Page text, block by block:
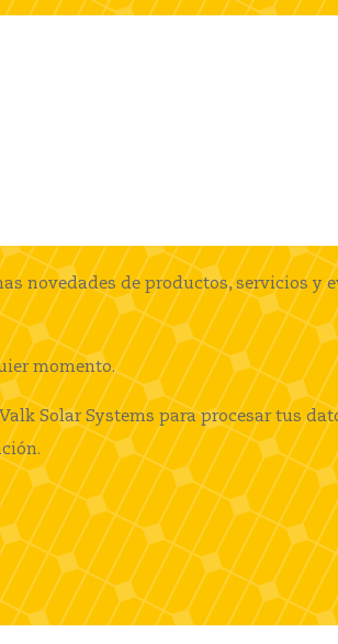
novedades de productos, servicios y
momento.
Solar Systems para procesar tus